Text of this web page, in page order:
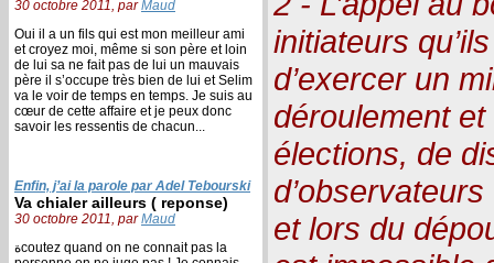
30 octobre 2011, parMaud
Oui il a un fils qui est mon meilleur ami
et croyez moi, même si son père et loin
de lui sa ne fait pas de lui un mauvais
père il s’occupe très bien de lui et Selim
va le voir de temps en temps. Je suis au
cœur de cette affaire et je peux donc
savoir les ressentis de chacun...
Enfin, j’ai la parole par Adel Tebourski
Va chialer ailleurs ( reponse)
30 octobre 2011, parMaud
ةcoutez quand on ne connait pas la
initiateurs
d’exercer un
déroulement
élections, de
et lors du